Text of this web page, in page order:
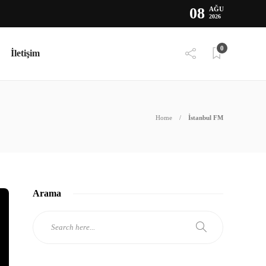
08 AĞU
2026
İletişim 0
Home İstanbul FM
Arama